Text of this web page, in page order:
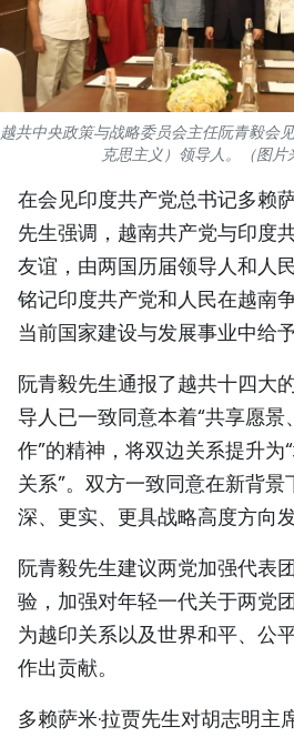
多功能媒体
图表新闻
图库
视频
人民报社简介
TIẾNG VIỆT
ENGLISH
FRANÇAIS
РУССКИЙ
越共中央政策与战略委员会主任阮青毅会
克思主义）领导人。（图片
在会见印度共产党总书记多赖
先生强调，越南共产党与印度
友谊，由两国历届领导人和人
铭记印度共产党和人民在越南
当前国家建设与发展事业中给
阮青毅先生通报了越共十四大
导人已一致同意本着“共享愿
作”的精神，将双边关系提升为
关系”。双方一致同意在新背
深、更实、更具战略高度方向发
阮青毅先生建议两党加强代表
验，加强对年轻一代关于两党
为越印关系以及世界和平、公
作出贡献。
多赖萨米·拉贾先生对胡志明主